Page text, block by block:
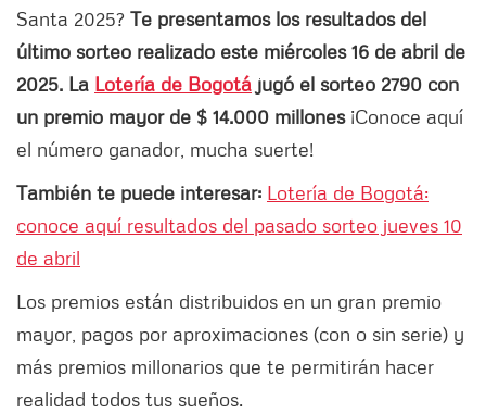
Santa 2025? Te presentamos los resultados del
último sorteo realizado este miércoles 16 de abril de
2025. La Lotería de Bogotá jugó el sorteo 2790 con
un premio mayor de $ 14.000 millones¡Conoce aquí
el número ganador, mucha suerte!
También te puede interesar: Lotería de Bogotá:
conoce aquí resultados del pasado sorteo jueves 10
de abril
Los premios están distribuidos en un gran premio
mayor, pagos por aproximaciones (con o sin serie) y
más premios millonarios que te permitirán hacer
realidad todos tus sueños.